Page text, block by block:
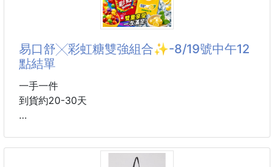
易口舒╳彩虹糖雙強組合✨-8/19號中午12
點結單
一手一件
到貨約20-30天
【🍭上班族續命神組合！外脆內軟的多層次味覺風暴